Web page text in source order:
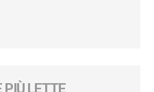
PIÙ LETTE